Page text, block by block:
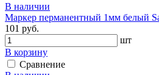
В наличии
Маркер перманентный 1мм белый
101 руб.
шт
В корзину
Сравнение